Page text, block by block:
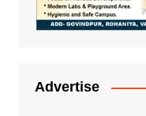
Advertise